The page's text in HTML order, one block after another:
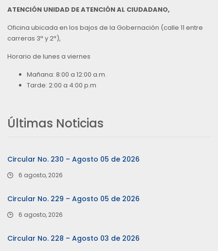
ATENCIÓN UNIDAD DE ATENCIÓN AL CIUDADANO,
Oficina ubicada en los bajos de la Gobernación (calle 11 entre
carreras 3ª y 2ª),
Horario de lunes a viernes
Mañana: 8:00 a 12:00 a.m.
Tarde: 2:00 a 4:00 p.m
Últimas Noticias
Circular No. 230 – Agosto 05 de 2026
6 agosto, 2026
Circular No. 229 – Agosto 05 de 2026
6 agosto, 2026
Circular No. 228 – Agosto 03 de 2026